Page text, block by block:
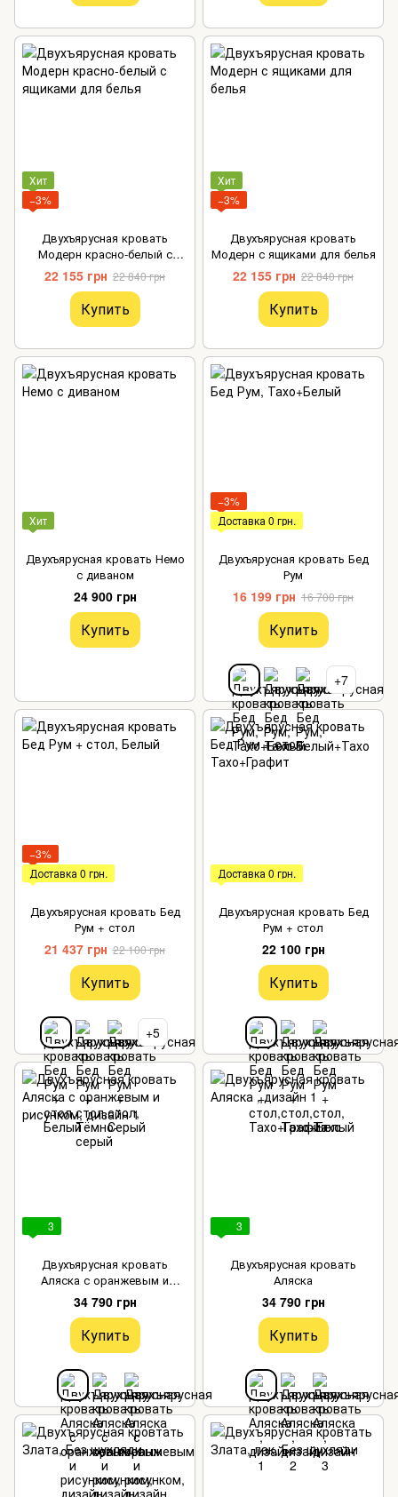
Хит
−3%
Двухъярусная кровать
Модерн красно-белый с
ящиками для белья
22 155 грн 22 840 грн
Купить
Хит
−3%
Двухъярусная кровать
Модерн с ящиками для белья
22 155 грн 22 840 грн
Купить
Хит
Двухъярусная кровать Немо
с диваном
24 900 грн
Купить
−3%
Доставка 0 грн.
Двухъярусная кровать Бед
Рум
16 199 грн 16 700 грн
Купить
+7
−3%
Доставка 0 грн.
Двухъярусная кровать Бед
Рум + стол
21 437 грн 22 100 грн
Купить
+5
Доставка 0 грн.
Двухъярусная кровать Бед
Рум + стол
22 100 грн
Купить
3
Двухъярусная кровать
Аляска с оранжевым и
рисунком
34 790 грн
Купить
3
Двухъярусная кровать
Аляска
34 790 грн
Купить